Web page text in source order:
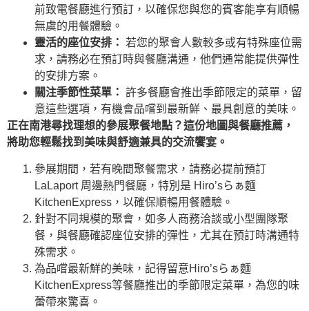
前致電餐廳進行預訂，以確保您與您的賓客能享有順暢
無虞的用餐體驗。
靈活的座位安排： 若您的聚會人數較多或有特殊座位需
求，請務必在預訂時與餐廳溝通，他們通常能提供彈性
的安排方案。
關注季節性菜單： 許多餐廳會推出季節限定的菜單，留
意這些選項，有機會品嚐到最新鮮、最具創意的美味。
正在南港尋找理想的參展聚餐地點？這份地圖與餐廳推薦，
將助您輕鬆找到美味與舒適兼具的交流饗宴。
參展期間，若有晚間聚餐需求，請務必提前預訂
LaLaport 周邊熱門餐廳，特別是 Hiro’sらぁ麵
KitchenExpress，以確保順暢用餐體驗。
針對不同規模的聚會，如多人商務洽談或小型團隊聚
餐，與餐廳確認座位安排的彈性，尤其在預訂時溝通特
殊需求。
為品嚐最新鮮的美味，記得留意Hiro’sらぁ麵
KitchenExpress等餐廳推出的季節限定菜單，為您的味
蕾帶來驚喜。